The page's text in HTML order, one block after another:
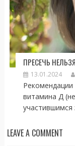
ПРЕСЕЧЬ
13.01.2024
витамина Д
участившимся
LEAVE A COMMENT